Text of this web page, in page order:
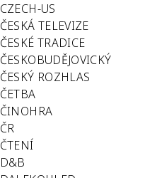
CZECH-US
ČESKÁ TELEVIZE
ČESKÉ TRADICE
ČESKOBUDĚJOVICKÝ
ČESKÝ ROZHLAS
ČETBA
ČINOHRA
ČR
ČTENÍ
D&B